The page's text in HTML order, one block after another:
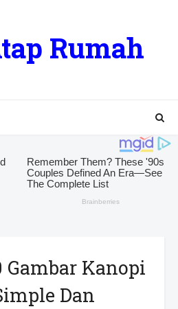
Rumah
Gambar Kanopi
Dan